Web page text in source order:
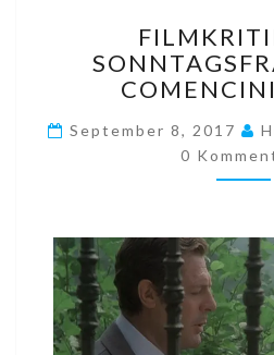
DIE
September 8, 2017
0